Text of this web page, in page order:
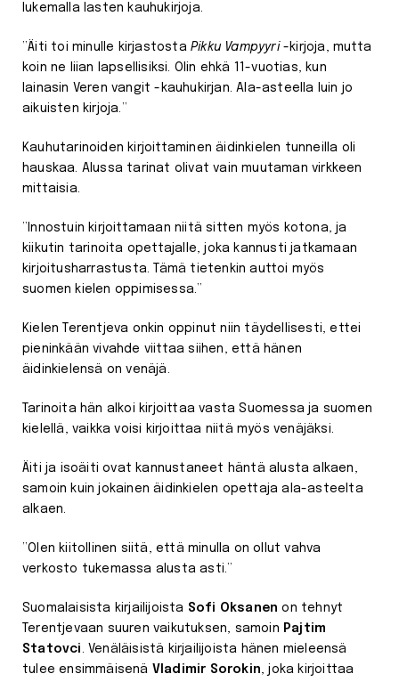
lukemalla lasten kauhukirjoja.
”Äiti toi minulle kirjastosta Pikku Vampyyri-kirjoja, mutta
koin ne liian lapsellisiksi. Olin ehkä 11-vuotias, kun
lainasin Veren vangit -kauhukirjan. Ala-asteella luin jo
aikuisten kirjoja.”
Kauhutarinoiden kirjoittaminen äidinkielen tunneilla oli
hauskaa. Alussa tarinat olivat vain muutaman virkkeen
mittaisia.
”Innostuin kirjoittamaan niitä sitten myös kotona, ja
kiikutin tarinoita opettajalle, joka kannusti jatkamaan
kirjoitusharrastusta. Tämä tietenkin auttoi myös
suomen kielen oppimisessa.”
Kielen Terentjeva onkin oppinut niin täydellisesti, ettei
pieninkään vivahde viittaa siihen, että hänen
äidinkielensä on venäjä.
Tarinoita hän alkoi kirjoittaa vasta Suomessa ja suomen
kielellä, vaikka voisi kirjoittaa niitä myös venäjäksi.
Äiti ja isoäiti ovat kannustaneet häntä alusta alkaen,
samoin kuin jokainen äidinkielen opettaja ala-asteelta
alkaen.
”Olen kiitollinen siitä, että minulla on ollut vahva
verkosto tukemassa alusta asti.”
Suomalaisista kirjailijoista Sofi Oksanen on tehnyt
Terentjevaan suuren vaikutuksen, samoin Pajtim
Statovci . Venäläisistä kirjailijoista hänen mieleensä
tulee ensimmäisenä Vladimir Sorokin, joka kirjoittaa